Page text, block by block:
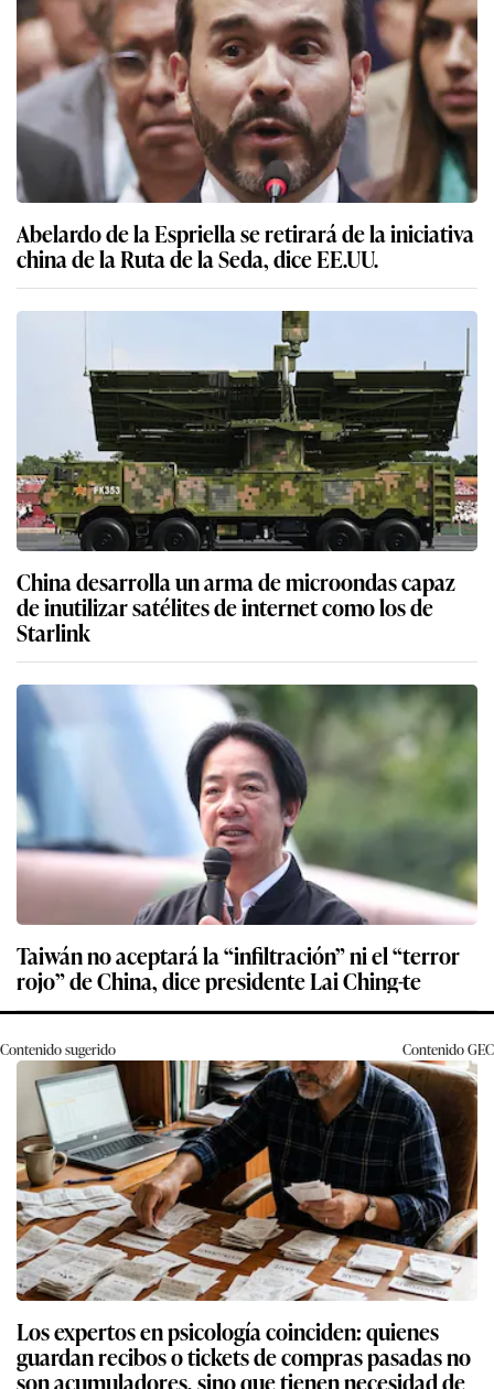
Abelardo de la Espriella se retirará de la iniciativa
china de la Ruta de la Seda, dice EE.UU.
China desarrolla un arma de microondas capaz
de inutilizar satélites de internet como los de
Starlink
Taiwán no aceptará la “infiltración” ni el “terror
rojo” de China, dice presidente Lai Ching-te
Contenido sugerido ContenidoGEC
Los expertos en psicología coinciden: quienes
guardan recibos o tickets de compras pasadas no
son acumuladores, sino que tienen necesidad de